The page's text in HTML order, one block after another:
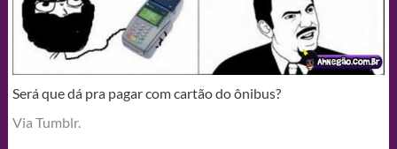
Será que dá pra pagar com cartão do ônibus?
Via Tumblr.